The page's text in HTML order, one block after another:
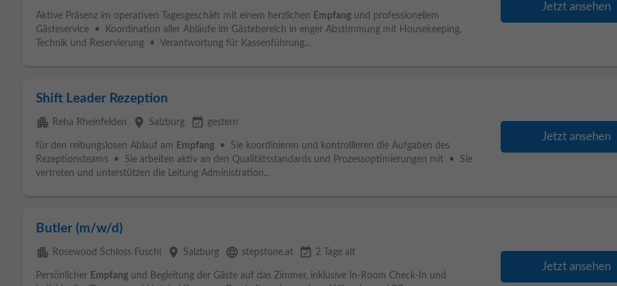
Aktive Präsenz im operativen Tagesgeschäft mit einem herzlichen Empfang und professionellem
Gästeservice • Koordination aller Abläufe im Gästebereich in enger Abstimmung mit Housekeeping,
Technik und Reservierung • Verantwortung für Kassenführung...
Jetzt ansehen
Shift Leader Rezeption
apartment Reha Rheinfelden place Salzburg event_available gestern
für den reibungslosen Ablauf am Empfang • Sie koordinieren und kontrollieren die Aufgaben des
Rezeptionsteams • Sie arbeiten aktiv an den Qualitätsstandards und Prozessoptimierungen mit • Sie
vertreten und unterstützen die Leitung Administration...
Jetzt ansehen
Butler (m/w/d)
apartment Rosewood Schloss Fuschl place Salzburg language stepstone.at event_available 2 Tage alt
Persönlicher Empfang und Begleitung der Gäste auf das Zimmer, inklusive In-Room Check-In und
Jetzt ansehen